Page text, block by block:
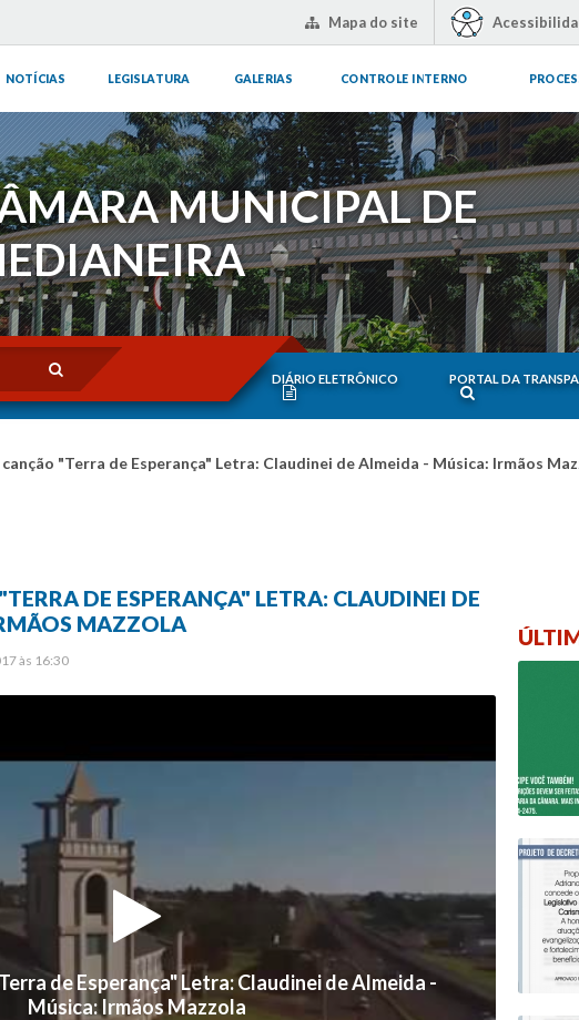
Mapa do site
NOTÍCIAS LEGISLATURA GALERIAS CONTROLE INTERNO
MUNICIPAL DE
DIÁRIO ELETRÔNICO PORTAL DA
"Terra de Esperança" Letra: Claudinei de Almeida - Música: Irmãos
DE ESPERANÇA" LETRA: CLAUDINEI DE
MAZZOLA
às 16:30
de Esperança" Letra: Claudinei de Almeida -
Música: Irmãos Mazzola